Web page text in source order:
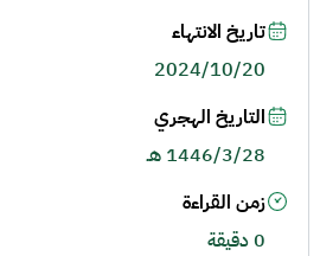
تاريخ الانتهاء
2024/10/20
التاريخ الهجري
1446/3/28 هـ
زمن القراءة
0 دقيقة